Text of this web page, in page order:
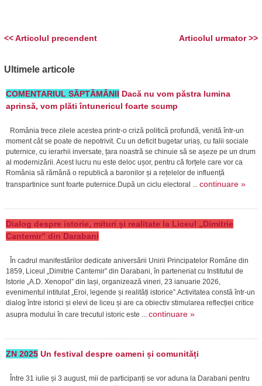
Articolul urmator >>
<< Articolul precendent
Ultimele articole
COMENTARIUL SĂPTĂMÂNII Dacă nu vom păstra lumina
aprinsă, vom plăti întunericul foarte scump
România trece zilele acestea printr-o criză politică profundă, venită într-un
moment cât se poate de nepotrivit. Cu un deficit bugetar uriaș, cu falii sociale
puternice, cu ierarhii inversate, țara noastră se chinuie să se așeze pe un drum
al modernizării. Acest lucru nu este deloc ușor, pentru că forțele care vor ca
România să rămână o republică a baronilor și a rețelelor de influență
transpartinice sunt foarte puternice.După un ciclu electoral ... continuare »
Dialog despre istorie, mituri și realitate la Liceul „Dimitrie
Cantemir” din Darabani
În cadrul manifestărilor dedicate aniversării Unirii Principatelor Române din
1859, Liceul „Dimitrie Cantemir” din Darabani, în parteneriat cu Institutul de
Istorie „A.D. Xenopol” din Iași, organizează vineri, 23 ianuarie 2026,
evenimentul intitulat „Eroi, legende și realități istorice”.Activitatea constă într-un
dialog între istorici și elevi de liceu și are ca obiectiv stimularea reflecției critice
asupra modului în care trecutul istoric este ... continuare »
ZN 2025Un festival despre oameni și comunități
Între 31 iulie și 3 august, mii de participanți se vor aduna la Darabani pentru